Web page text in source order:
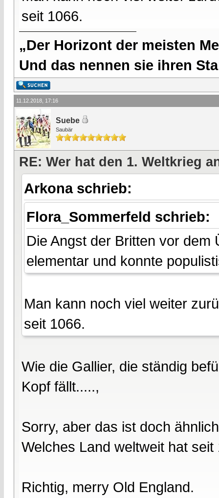
seit 1066.
„Der Horizont der meisten
Und das nennen sie ihren
11.12.2018, 17:16
Suebe
Saubär
RE: Wer hat den 1. Weltkrieg
Arkona schrieb:
Flora_Sommerfeld schrieb:
Die Angst der Britten vor
elementar und konnte
Man kann noch viel weiter
seit 1066.
Wie die Gallier, die ständig
Kopf fällt.....,
Sorry, aber das ist doch
Welches Land weltweit hat
Richtig, merry Old England.